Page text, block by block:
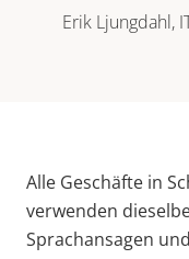
Erik Ljungdahl,
Alle Geschäfte in
verwenden
Sprachansagen